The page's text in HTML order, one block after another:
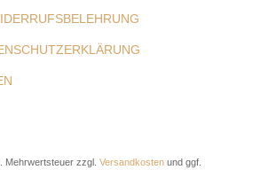
Mehrwertsteuer zzgl. Versandkosten und ggf.